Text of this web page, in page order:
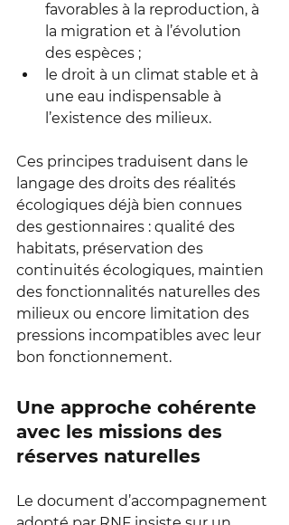
favorables à la reproduction, à
la migration et à l’évolution
des espèces ;
le droit à un climat stable et à
une eau indispensable à
l’existence des milieux.
Ces principes traduisent dans le
langage des droits des réalités
écologiques déjà bien connues
des gestionnaires : qualité des
habitats, préservation des
continuités écologiques, maintien
des fonctionnalités naturelles des
milieux ou encore limitation des
pressions incompatibles avec leur
bon fonctionnement.
Une approche cohérente
avec les missions des
réserves naturelles
Le document d’accompagnement